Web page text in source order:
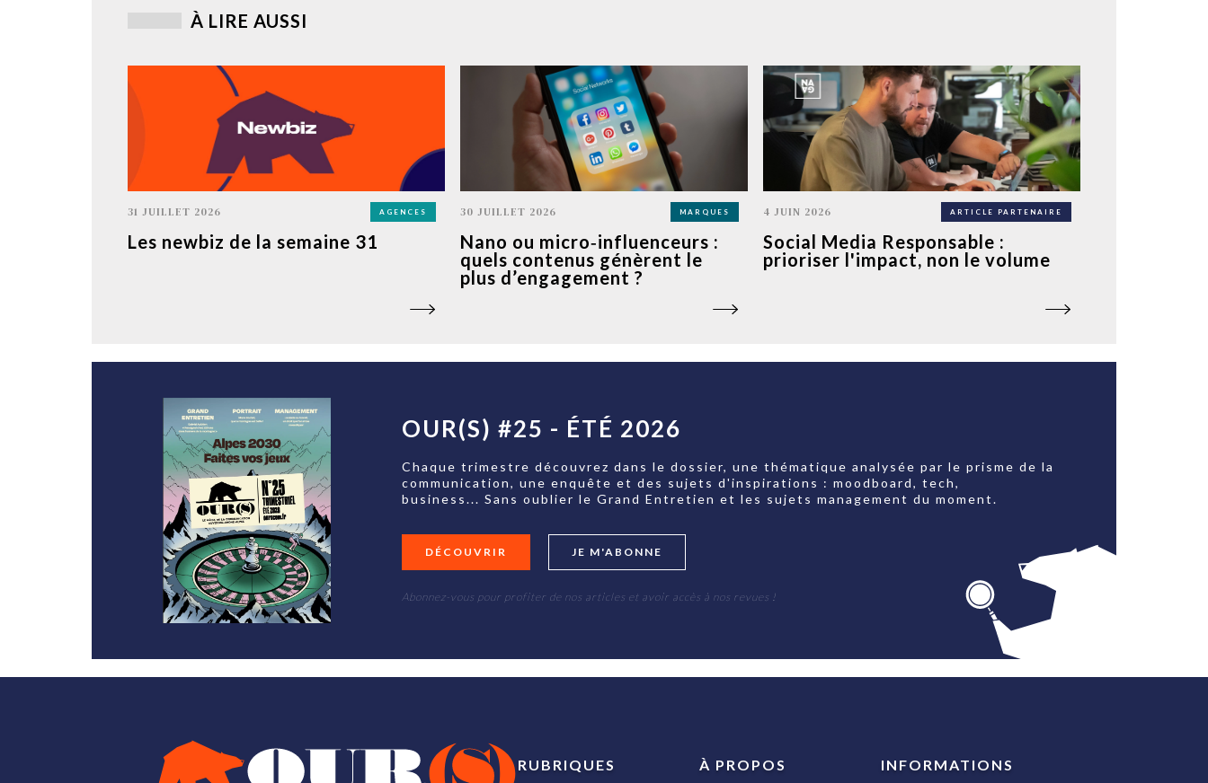
À LIRE AUSSI
31 JUILLET 2026 AGENCES
Les newbiz de la semaine 31
30 JUILLET 2026 MARQUES
Nano ou micro‑influenceurs :
quels contenus génèrent le
plus d’engagement ?
4 JUIN 2026 ARTICLE PARTENAIRE
Social Media Responsable :
prioriser l'impact, non le volume
OUR(S) #25 - ÉTÉ 2026
Chaque trimestre découvrez dans le dossier, une thématique analysée par le prisme de la
communication, une enquête et des sujets d'inspirations : moodboard, tech,
business... Sans oublier le Grand Entretien et les sujets management du moment.
DÉCOUVRIR JE M'ABONNE
Abonnez-vous pour profiter de nos articles et avoir accès à nos revues !
RUBRIQUES À PROPOS INFORMATIONS